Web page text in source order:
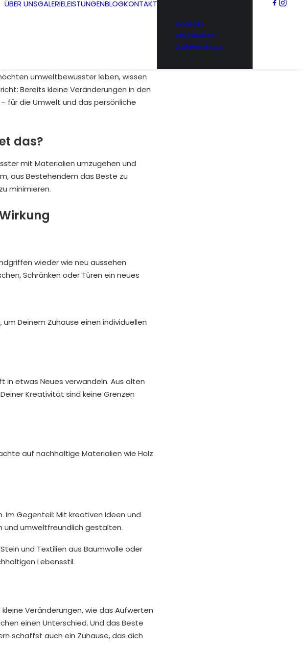
ÜBER UNSGALERIELEISTUNGENBLOGKONTAKT
Kontakt
Impressum
Datenschutz
umweltbewusster leben, wissen
Bereits kleine Veränderungen in den
für die Umwelt und das persönliche
das?
mit Materialien umzugehen und
aus Bestehendem das Beste zu
minimieren.
wieder wie neu aussehen
Schränken oder Türen ein neues
Deinem Zuhause einen individuellen
in etwas Neues verwandeln. Aus alten
Kreativität sind keine Grenzen
auf nachhaltige Materialien wie Holz
Gegenteil: Mit kreativen Ideen und
und umweltfreundlich gestalten.
und Textilien aus Baumwolle oder
Lebensstil.
Veränderungen, wie das Aufwerten
einen Unterschied. Und das Beste
schaffst auch ein Zuhause, das dich